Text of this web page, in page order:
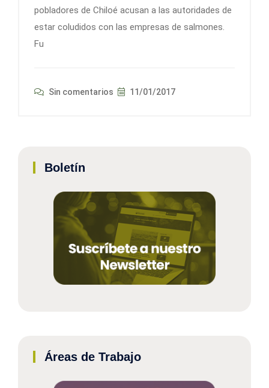
pobladores de Chiloé acusan a las autoridades de
estar coludidos con las empresas de salmones.
Fu
Sin comentarios 11/01/2017
Boletín
Áreas de Trabajo